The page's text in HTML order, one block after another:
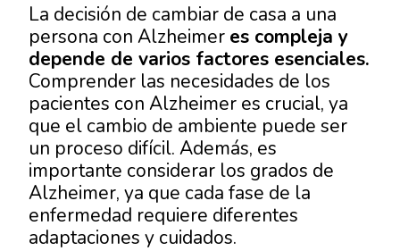
La decisión de cambiar de casa a una
persona con Alzheimer es compleja y
depende de varios factores esenciales.
Comprender las necesidades de los
pacientes con Alzheimer es crucial, ya
que el cambio de ambiente puede ser
un proceso difícil. Además, es
importante considerar los grados de
Alzheimer, ya que cada fase de la
enfermedad requiere diferentes
adaptaciones y cuidados.